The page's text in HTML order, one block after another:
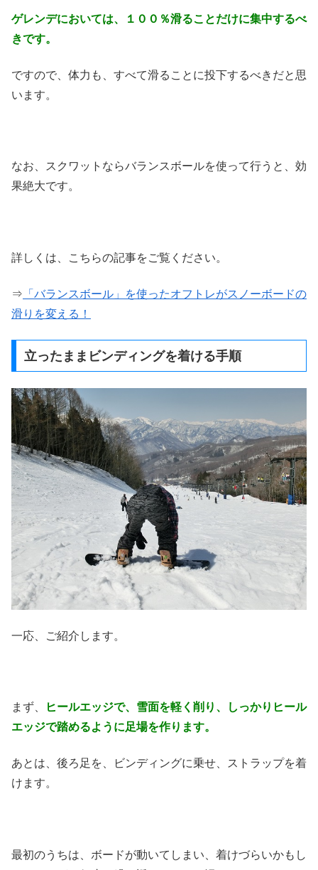
ゲレンデにおいては、１００％滑ることだけに集中するべ
きです。
ですので、体力も、すべて滑ることに投下するべきだと思
います。
なお、スクワットならバランスボールを使って行うと、効
果絶大です。
詳しくは、こちらの記事をご覧ください。
⇒ 「バランスボール」を使ったオフトレがスノーボードの
滑りを変える！
立ったままビンディングを着ける手順
一応、ご紹介します。
まず、
ヒールエッジで、雪面を軽く削り、しっかりヒール
エッジで踏めるように足場を作ります。
あとは、後ろ足を、ビンディングに乗せ、ストラップを着
けます。
最初のうちは、ボードが動いてしまい、着けづらいかもし